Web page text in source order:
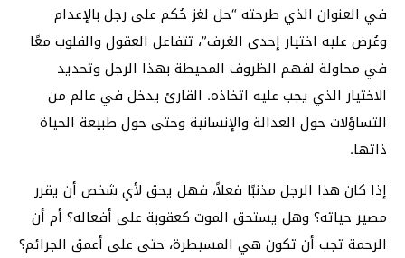
في العنوان الذي طرحته “حل لغز حُكم على رجل بالإعدام
وعُرض عليه اختيار إحدى الغرف”، تتفاعل العقول والقلوب معًا
في محاولة لفهم الظروف المحيطة بهذا الرجل وتحديد
الاختيار الذي يجب عليه اتخاذه. القارئ يدخل في عالم من
التساؤلات حول العدالة والإنسانية وحتى حول طبيعة الحياة
ذاتها.
إذا كان هذا الرجل مذنبًا فعلاً، فهل يحق لأي شخص أن يقرر
مصير حياته؟ وهل يستحق الموت كعقوبة على أفعاله؟ أم أن
الرحمة تجب أن تكون هي المسيطرة، حتى على أعمق الجرائم؟